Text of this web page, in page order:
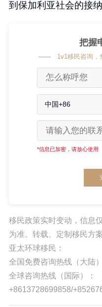
到保加利亚社会的接纳
把握
1v1移民咨询，
中国+86
*信息已加密，请放心使用
移民政策实时变动，信息
为准。转载、定制移民方
亚太环球移民：
全国免费咨询热线（大陆
全球咨询热线（国际）：
+8613728699858/